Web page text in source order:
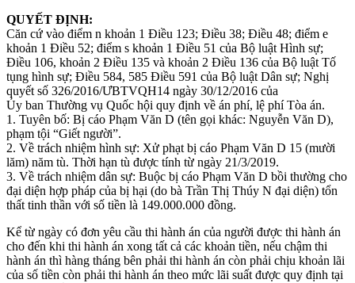
QUYẾT ĐỊNH:
Căn cứ vào điểm n khoản 1 Điều 123; Điều 38; Điều 48; điểm e
khoản 1 Điều 52; điểm s khoản 1 Điều 51 của Bộ luật Hình sự;
Điều 106, khoản 2 Điều 135 và khoản 2 Điều 136 của Bộ luật Tố
tụng hình sự; Điều 584, 585 Điều 591 của Bộ luật Dân sự; Nghị
quyết số 326/2016/ƯBTVQH14 ngày 30/12/2016 của
Ủy ban Thường vụ Quốc hội quy định về án phí, lệ phí Tòa án.
1. Tuyên bố: Bị cáo Phạm Văn D (tên gọi khác: Nguyễn Văn D),
phạm tội “Giết người”.
2. Về trách nhiệm hình sự: Xử phạt bị cáo Phạm Văn D 15 (mười
lăm) năm tù. Thời hạn tù được tính từ ngày 21/3/2019.
3. Về trách nhiệm dân sự: Buộc bị cáo Phạm Văn D bồi thường cho
đại diện hợp pháp của bị hại (do bà Trần Thị Thúy N đại diện) tổn
thất tinh thần với số tiền là 149.000.000 đồng.
Kể từ ngày có đơn yêu cầu thi hành án của người được thi hành án
cho đến khi thi hành án xong tất cả các khoản tiền, nếu chậm thi
hành án thì hàng tháng bên phải thi hành án còn phải chịu khoản lãi
của số tiền còn phải thi hành án theo mức lãi suất được quy định tại